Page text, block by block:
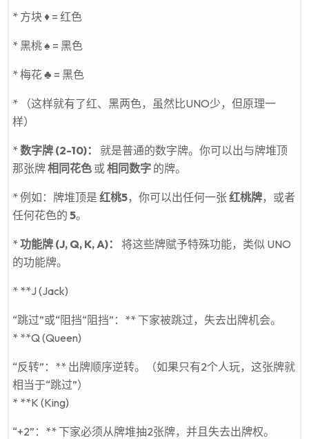
* 方块 ♦ = 红色
* 黑桃 ♠ = 黑色
* 梅花 ♣ = 黑色
* （这样就有了红、黑两色，虽然比UNO少，但原理一
样）
*数字牌 (2-10)：
就是普通的数字牌。你可以出与牌堆顶
那张牌相同花色 或相同数字 的牌。
* 例如：牌堆顶是 红桃5，你可以出任何一张红桃牌，或者
任何花色的 5。
*功能牌 (J, Q, K, A)：
将这些牌赋予特殊功能，类似 UNO
的功能牌。
* **J (Jack)
“跳过”或“阻挡“阻挡”：** 下家被跳过，失去出牌机会。
* **Q (Queen)
“反转”：** 出牌顺序逆转。（如果只有2个人玩，这张牌就
相当于“跳过”）
* **K (King)
“+2”：** 下家必须从牌堆抽2张牌，并且失去出牌权。